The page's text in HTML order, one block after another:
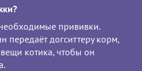
прививки.
передаёт догситтеру корм,
котика, чтобы он